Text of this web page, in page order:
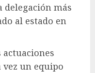
delegación más
al estado en
actuaciones
un equipo